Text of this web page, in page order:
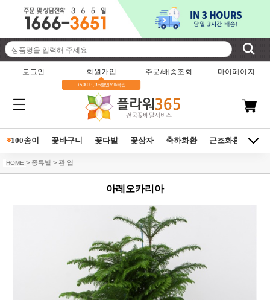
로그인 회원가입
+5,000P , 3%할인/7%적립
주문/배송조회 마이페이지
*100송이 꽃바구니 꽃다발 꽃상자 축하화환 근조화환 동양
HOME > 종류별 > 관 엽
아레오카리아